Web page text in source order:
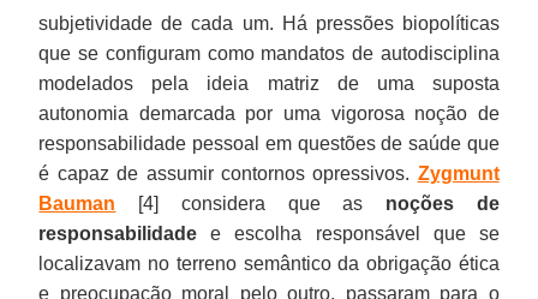
subjetividade de cada um. Há pressões biopolíticas
que se configuram como mandatos de autodisciplina
modelados pela ideia matriz de uma suposta
autonomia demarcada por uma vigorosa noção de
responsabilidade pessoal em questões de saúde que
é capaz de assumir contornos opressivos. Zygmunt
Bauman [4] considera que as noções de
responsabilidade e escolha responsável que se
localizavam no terreno semântico da obrigação ética
e preocupação moral pelo outro, passaram para o